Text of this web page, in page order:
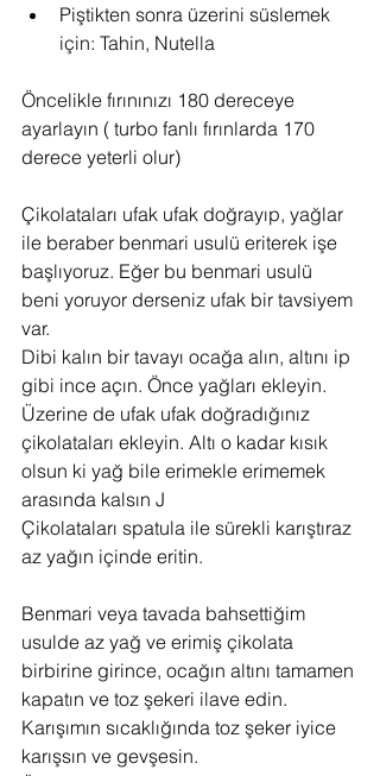
Piştikten sonra üzerini süslemek
için: Tahin, Nutella
Öncelikle fırınınızı 180 dereceye
ayarlayın ( turbo fanlı fırınlarda 170
derece yeterli olur)
Çikolataları ufak ufak doğrayıp, yağlar
ile beraber benmari usulü eriterek işe
başlıyoruz. Eğer bu benmari usulü
beni yoruyor derseniz ufak bir tavsiyem
var.
Dibi kalın bir tavayı ocağa alın, altını ip
gibi ince açın. Önce yağları ekleyin.
Üzerine de ufak ufak doğradığınız
çikolataları ekleyin. Altı o kadar kısık
olsun ki yağ bile erimekle erimemek
arasında kalsın J
Çikolataları spatula ile sürekli karıştıraz
az yağın içinde eritin.
Benmari veya tavada bahsettiğim
usulde az yağ ve erimiş çikolata
birbirine girince, ocağın altını tamamen
kapatın ve toz şekeri ilave edin.
Karışımın sıcaklığında toz şeker iyice
karışsın ve gevşesin.